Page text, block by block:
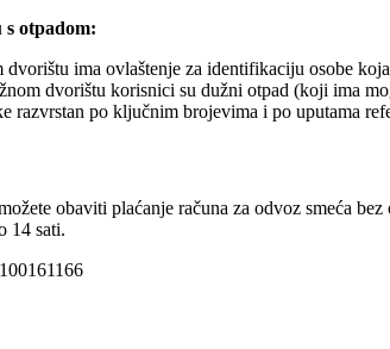
otpadom:
dvorištu ima ovlaštenje za identifikaciju osobe
dvorištu korisnici su dužni otpad (koji ima
razvrstan po ključnim brojevima i po uputama
obaviti plaćanje računa za odvoz smeća
14 sati.